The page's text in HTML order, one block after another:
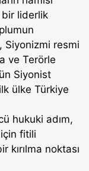
bir liderlik
Siyonizmi resmi
ve Terörle
Siyonist
ülke Türkiye
hukuki adım,
fitili
kırılma noktası